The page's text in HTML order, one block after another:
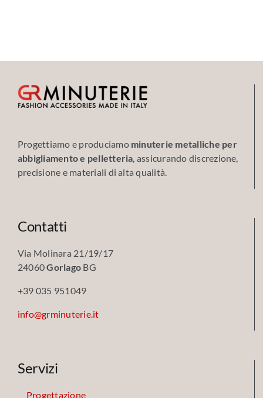
Progettiamo e produciamo minuterie metalliche per
abbigliamento e pelletteria, assicurando discrezione,
precisione e materiali di alta qualità.
Contatti
Via Molinara 21/19/17
24060Gorlago BG
+39 035 951049
info@grminuterie.it
Servizi
Progettazione